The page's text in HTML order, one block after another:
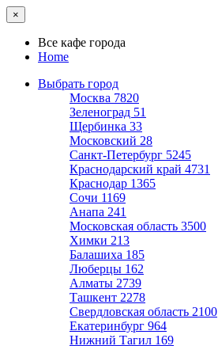
×
Все кафе города
Home
Выбрать город
Москва 7820
Зеленоград 51
Щербинка 33
Московский 28
Санкт-Петербург 5245
Краснодарский край 4731
Краснодар 1365
Сочи 1169
Анапа 241
Московская область 3500
Химки 213
Балашиха 185
Люберцы 162
Алматы 2739
Ташкент 2278
Свердловская область 2100
Екатеринбург 964
Нижний Тагил 169